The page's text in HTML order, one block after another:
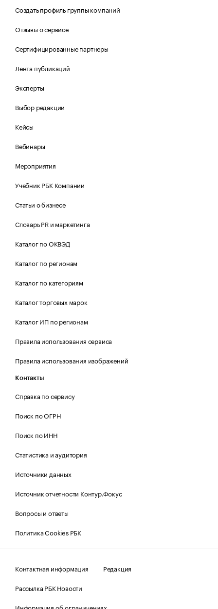
Создать профиль группы компаний
Отзывы о сервисе
Сертифицированные партнеры
Лента публикаций
Эксперты
Выбор редакции
Кейсы
Вебинары
Мероприятия
Учебник РБК Компании
Статьи о бизнесе
Словарь PR и маркетинга
Каталог по ОКВЭД
Каталог по регионам
Каталог по категориям
Каталог торговых марок
Каталог ИП по регионам
Правила использования сервиса
Правила использования изображений
Контакты
Справка по сервису
Поиск по ОГРН
Поиск по ИНН
Статистика и аудитория
Источники данных
Источник отчетности Контур.Фокус
Вопросы и ответы
Политика Cookies РБК
Контактная информация
Редакция
Рассылка РБК Новости